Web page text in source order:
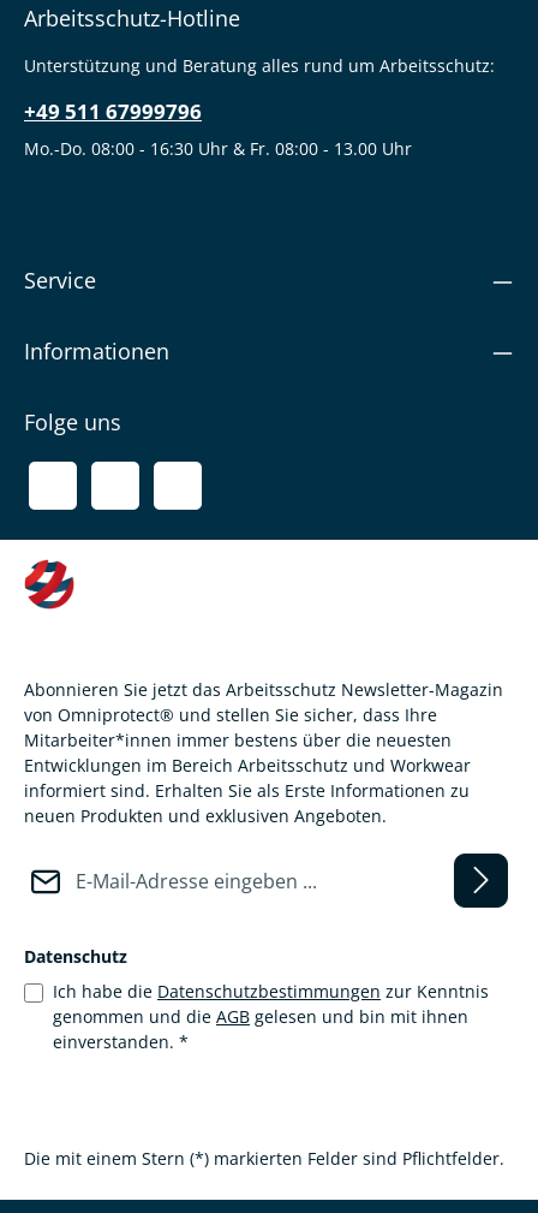
Arbeitsschutz-Hotline
Unterstützung und Beratung alles rund um Arbeitsschutz:
+49 511 67999796
Mo.-Do. 08:00 - 16:30 Uhr & Fr. 08:00 - 13.00 Uhr
Service
Informationen
Folge uns
Abonnieren Sie jetzt das Arbeitsschutz Newsletter-Magazin
von Omniprotect® und stellen Sie sicher, dass Ihre
Mitarbeiter*innen immer bestens über die neuesten
Entwicklungen im Bereich Arbeitsschutz und Workwear
informiert sind. Erhalten Sie als Erste Informationen zu
neuen Produkten und exklusiven Angeboten.
Datenschutz
Ich habe die Datenschutzbestimmungen zur Kenntnis
genommen und die AGB gelesen und bin mit ihnen
einverstanden. *
Die mit einem Stern (*) markierten Felder sind Pflichtfelder.